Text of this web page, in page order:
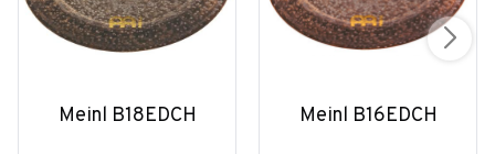
Meinl B18EDCH Meinl B16EDCH